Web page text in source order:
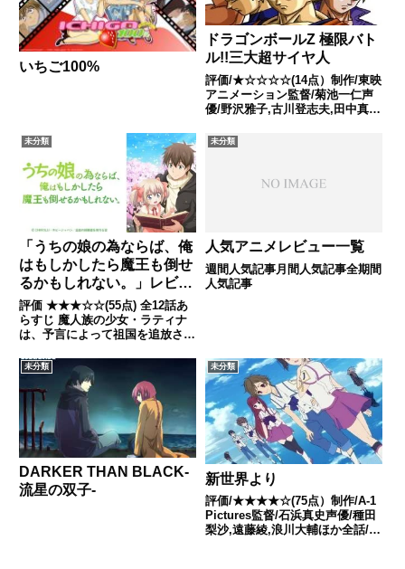
いちご100%
ドラゴンボールZ 極限バト
ル!!三大超サイヤ人
評価/★☆☆☆☆(14点）制作/東映
アニメーション監督/菊池一仁声
優/野沢雅子,古川登志夫,田中真弓
はこちらあらすじ人造人間17号
によって、ドクター・ゲロは殺さ
知らない極秘の地下研...
未分類
「うちの娘の為ならば、俺
はもしかしたら魔王も倒せ
るかもしれない。」レビュ
ー
評価 ★★★☆☆(55点) 全12話あ
らすじ 魔人族の少女・ラティナ
は、予言によって祖国を追放さ
求めて父親と隣国を目指していた
が、その途中、父親は森の中で行
き倒れてしまう。引用-
Wikipedia
未分類
人気アニメレビュー一覧
週間人気記事月間人気記事全期間
人気記事
未分類
DARKER THAN BLACK-
流星の双子-
未分類
新世界より
評価/★★★★☆(75点）制作/A-1
Pictures監督/石浜真史声優/種田
梨沙,遠藤綾,浪川大輔ほか全話/各